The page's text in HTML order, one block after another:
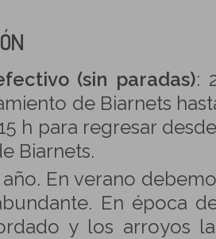
(sin paradas):
de Biarnets
h para regresar
Biarnets.
año. En verano
En época
y los arroyos